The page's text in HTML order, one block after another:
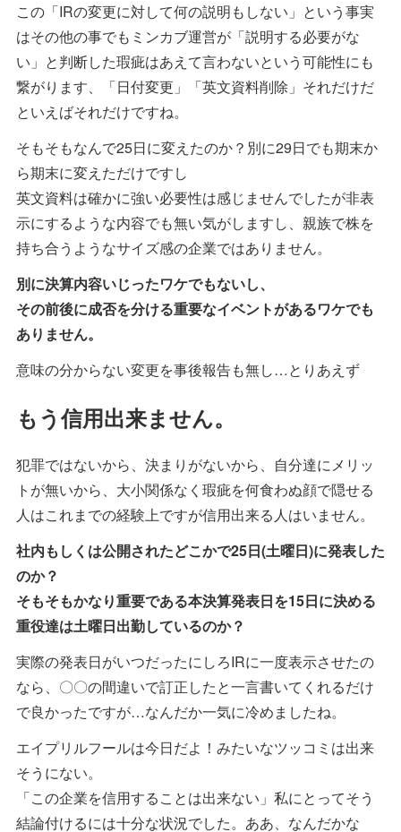
この「IRの変更に対して何の説明もしない」という事実
はその他の事でもミンカブ運営が「説明する必要がな
い」と判断した瑕疵はあえて言わないという可能性にも
繋がります、「日付変更」「英文資料削除」それだけだ
といえばそれだけですね。
そもそもなんで25日に変えたのか？別に29日でも期末か
ら期末に変えただけですし
英文資料は確かに強い必要性は感じませんでしたが非表
示にするような内容でも無い気がしますし、親族で株を
持ち合うようなサイズ感の企業ではありません。
別に決算内容いじったワケでもないし、
その前後に成否を分ける重要なイベントがあるワケでも
ありません。
意味の分からない変更を事後報告も無し…とりあえず
もう信用出来ません。
犯罪ではないから、決まりがないから、自分達にメリッ
トが無いから、大小関係なく瑕疵を何食わぬ顔で隠せる
人はこれまでの経験上ですが信用出来る人はいません。
社内もしくは公開されたどこかで25日(土曜日)に発表した
のか？
そもそもかなり重要である本決算発表日を15日に決める
重役達は土曜日出勤しているのか？
実際の発表日がいつだったにしろIRに一度表示させたの
なら、〇〇の間違いで訂正したと一言書いてくれるだけ
で良かったですが…なんだか一気に冷めましたね。
エイプリルフールは今日だよ！みたいなツッコミは出来
そうにない。
「この企業を信用することは出来ない」私にとってそう
結論付けるには十分な状況でした。ああ、なんだかな